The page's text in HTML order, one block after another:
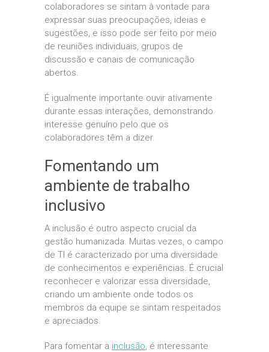
colaboradores se sintam à vontade para
expressar suas preocupações, ideias e
sugestões, e isso pode ser feito por meio
de reuniões individuais, grupos de
discussão e canais de comunicação
abertos.
É igualmente importante ouvir ativamente
durante essas interações, demonstrando
interesse genuíno pelo que os
colaboradores têm a dizer.
Fomentando um
ambiente de trabalho
inclusivo
A inclusão é outro aspecto crucial da
gestão humanizada. Muitas vezes, o campo
de TI é caracterizado por uma diversidade
de conhecimentos e experiências. É crucial
reconhecer e valorizar essa diversidade,
criando um ambiente onde todos os
membros da equipe se sintam respeitados
e apreciados.
Para fomentar a inclusão, é interessante